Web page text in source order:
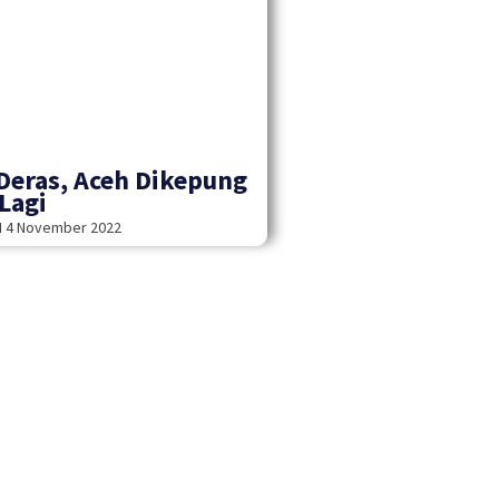
Aceh Dikepung
4 November 2022